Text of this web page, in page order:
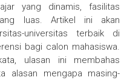
yang dinamis, fasilitas
luas. Artikel ini akan
universitas terbaik di
bagi calon mahasiswa.
ulasan ini membahas
alasan mengapa masing-